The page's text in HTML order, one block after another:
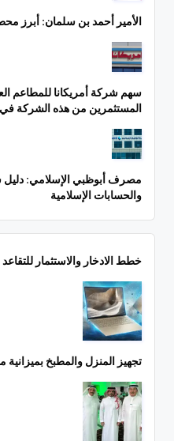
الأمير أحمد بن سلمان: أبرز
سهم شركة أمريكانا للمطاعم
المستثمرين من هذه الشركة في 2024؟
مصرف أبوظبي الإسلامي:
والحسابات الإسلامية
خطط الادخار والاستثمار
تجهيز المنزل والمطبخ